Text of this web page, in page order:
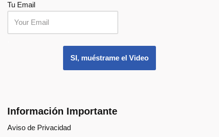
Tu Email
SI, muéstrame el Video
Información Importante
Aviso de Privacidad